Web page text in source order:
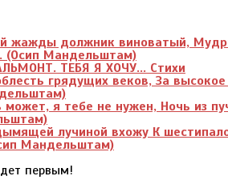
жажды должник виноватый,
(Осип Мандельштам)
ТЕБЯ Я ХОЧУ... Стихи
грядущих веков, За
я тебе не нужен, Ночь из
лучиной вxожу К
Мандельштам)
первым!